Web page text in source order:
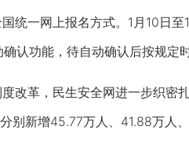
一网上报名方式。1月10日至
认功能，待自动确认后按规定
革，民生安全网进一步织密
别新增45.77万人、41.88万人